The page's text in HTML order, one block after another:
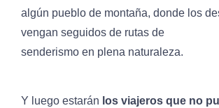
algún pueblo de montaña, donde los
vengan seguidos de rutas de
senderismo en plena naturaleza.
Y luego estarán los viajeros que no